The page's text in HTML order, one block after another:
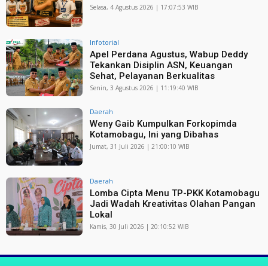
Selasa, 4 Agustus 2026 | 17:07:53 WIB
Infotorial
Apel Perdana Agustus, Wabup Deddy
Tekankan Disiplin ASN, Keuangan
Sehat, Pelayanan Berkualitas
Senin, 3 Agustus 2026 | 11:19:40 WIB
Daerah
Weny Gaib Kumpulkan Forkopimda
Kotamobagu, Ini yang Dibahas
Jumat, 31 Juli 2026 | 21:00:10 WIB
Daerah
Lomba Cipta Menu TP-PKK Kotamobagu
Jadi Wadah Kreativitas Olahan Pangan
Lokal
Kamis, 30 Juli 2026 | 20:10:52 WIB